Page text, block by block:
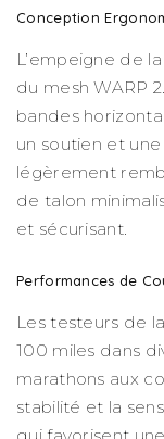
Conception
L’empeigne de
du mesh WARP
bandes
un soutien et
légèrement
de talon
et sécurisant.
Performances de
Les testeurs de
100 miles dans
marathons aux
stabilité et la
qui favorisent